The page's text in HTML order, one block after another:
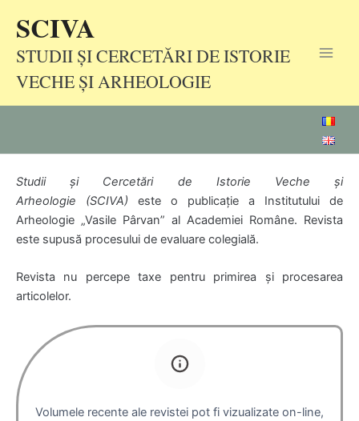
content
SCIVA
STUDII ȘI CERCETĂRI DE ISTORIE
VECHE ȘI ARHEOLOGIE
Studii şi Cercetări de Istorie Veche şi
Arheologie
(SCIVA) este o publicaţie a Institutului de
Arheologie „Vasile Pârvan” al Academiei Române. Revista
este supusă procesului de evaluare colegială.
Revista nu percepe taxe pentru primirea şi procesarea
articolelor.
Volumele recente ale revistei pot fi vizualizate on-line,